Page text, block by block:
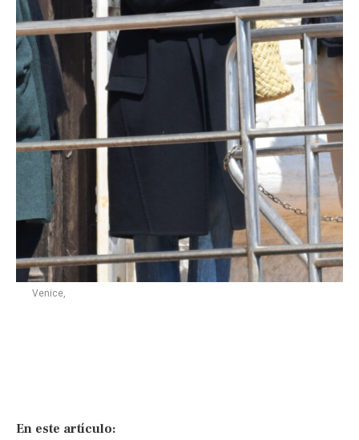
Venice,
En este artículo: